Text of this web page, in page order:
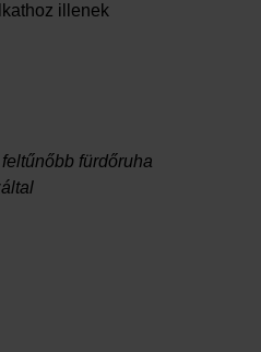
illenek
fürdőruha